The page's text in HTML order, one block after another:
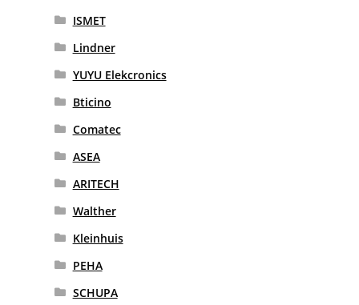
ISMET
Lindner
YUYU Elekcronics
Bticino
Comatec
ASEA
ARITECH
Walther
Kleinhuis
PEHA
SCHUPA